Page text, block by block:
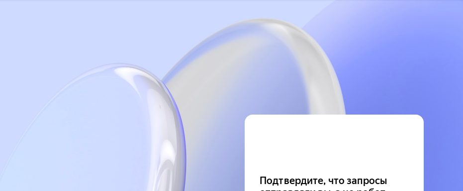
Подтвердите, что запросы